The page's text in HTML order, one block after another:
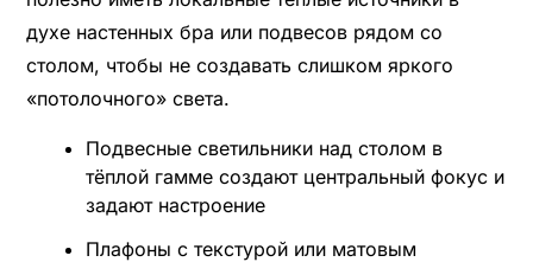
духе настенных бра или подвесов рядом со
столом, чтобы не создавать слишком яркого
«потолочного» света.
Подвесные светильники над столом в
тёплой гамме создают центральный фокус и
задают настроение
Плафоны с текстурой или матовым